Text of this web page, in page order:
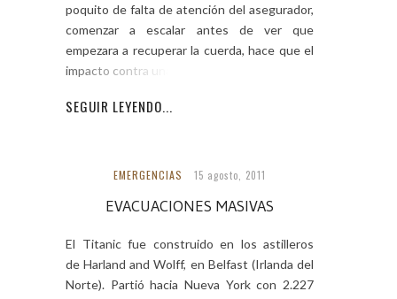
poquito de falta de atención del asegurador,
comenzar a escalar antes de ver que
empezara a recuperar la cuerda, hace que el
impacto contra una repisa
SEGUIR LEYENDO...
EMERGENCIAS 15 agosto, 2011
EVACUACIONES MASIVAS
El Titanic fue construido en los astilleros
de Harland and Wolff, en Belfast (Irlanda del
Norte). Partió hacia Nueva York con 2.227